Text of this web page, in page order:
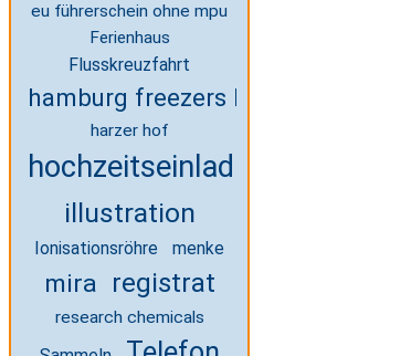
eu führerschein ohne mpu
Ferienhaus
Flusskreuzfahrt
hamburg freezers bettwäsche
harzer hof
hochzeitseinladungen
illustration
Ionisationsröhre menke
mira registrat
research chemicals